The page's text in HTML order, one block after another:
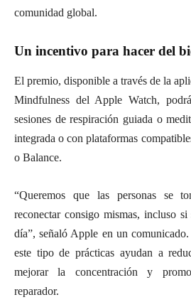
comunidad global.
Un incentivo para hacer del
El premio, disponible a través de la
Mindfulness del Apple Watch,
sesiones de respiración guiada o
integrada o con plataformas
o Balance.
“Queremos que las personas se
reconectar consigo mismas, incluso
día”, señaló Apple en un
este tipo de prácticas ayudan a
mejorar la concentración y
reparador.